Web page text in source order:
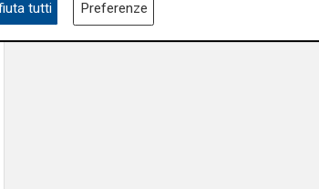
tutti Preferenze